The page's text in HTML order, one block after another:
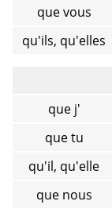
que vous
qu'ils, qu'elles
que j'
que tu
qu'il, qu'elle
que nous